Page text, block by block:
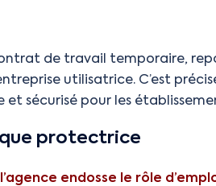
de travail temporaire,
utilisatrice. C’est
sécurisé pour les
protectrice
l’agence endosse le rôle